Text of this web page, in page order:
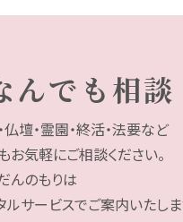
んでも相談
仏壇・霊園・終活・法要など
お気軽にご相談ください。
んのもりは
ルサービスでご案内いたしま